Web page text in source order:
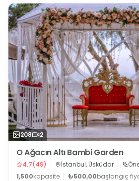
208 2
O Ağacın Altı Bambi Garden
4.7(49) İstanbul, Üsküdar
1,500kapasite ₺500,00başlangıç